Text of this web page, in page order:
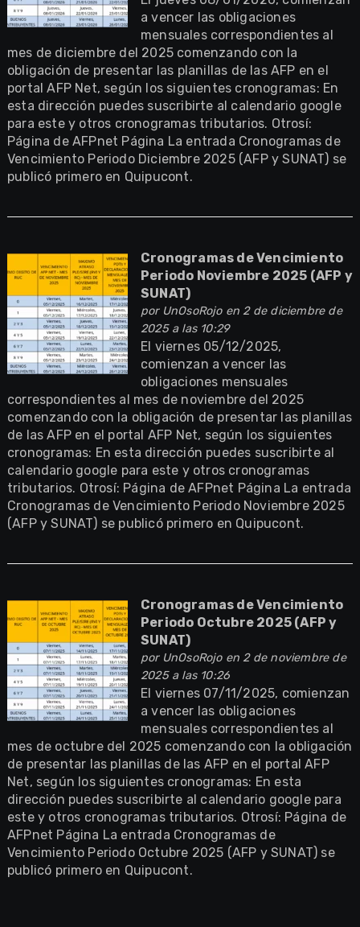
a vencer las obligaciones
mensuales correspondientes al
mes de diciembre del 2025 comenzando con la
obligación de presentar las planillas de las AFP en el
portal AFP Net, según los siguientes cronogramas: En
esta dirección puedes suscribirte al calendario google
para este y otros cronogramas tributarios. Otrosí:
Página de AFPnet Página La entrada Cronogramas de
Vencimiento Periodo Diciembre 2025 (AFP y SUNAT) se
publicó primero en Quipucont.
Cronogramas de Vencimiento
Periodo Noviembre 2025 (AFP y
SUNAT)
por UnOsoRojoen 2 de diciembre de
2025 a las 10:29
El viernes 05/12/2025,
comienzan a vencer las
obligaciones mensuales
correspondientes al mes de noviembre del 2025
comenzando con la obligación de presentar las planillas
de las AFP en el portal AFP Net, según los siguientes
cronogramas: En esta dirección puedes suscribirte al
calendario google para este y otros cronogramas
tributarios. Otrosí: Página de AFPnet Página La entrada
Cronogramas de Vencimiento Periodo Noviembre 2025
(AFP y SUNAT) se publicó primero en Quipucont.
Cronogramas de Vencimiento
Periodo Octubre 2025 (AFP y
SUNAT)
por UnOsoRojoen 2 de noviembre de
2025 a las 10:26
El viernes 07/11/2025, comienzan
a vencer las obligaciones
mensuales correspondientes al
mes de octubre del 2025 comenzando con la obligación
de presentar las planillas de las AFP en el portal AFP
Net, según los siguientes cronogramas: En esta
dirección puedes suscribirte al calendario google para
este y otros cronogramas tributarios. Otrosí: Página de
AFPnet Página La entrada Cronogramas de
Vencimiento Periodo Octubre 2025 (AFP y SUNAT) se
publicó primero en Quipucont.